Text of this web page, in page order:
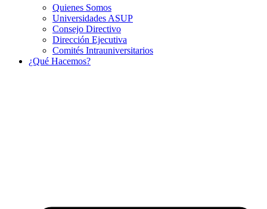
Quienes Somos
Universidades ASUP
Consejo Directivo
Dirección Ejecutiva
Comités Intrauniversitarios
¿Qué Hacemos?